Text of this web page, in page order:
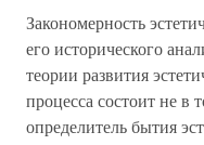
Закономерность
его исторического
теории развития
процесса состоит не в
определитель бытия